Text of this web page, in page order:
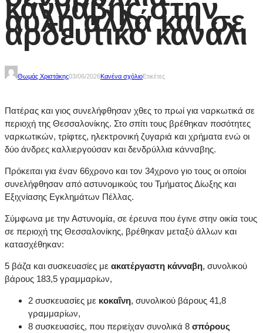
κάνναβης στην
αυλή αλλά και σε
αρδευτικό κανάλι
Θωμάς Χριστάκης03/06/2026Κανένα σχόλιοΕτικέτες
Πατέρας και γιος συνελήφθησαν χθες το πρωί για ναρκωτικά σε
περιοχή της Θεσσαλονίκης. Στο σπίτι τους βρέθηκαν ποσότητες
ναρκωτικών, τρίφτες, ηλεκτρονική ζυγαριά και χρήματα ενώ οι
δύο άνδρες καλλιεργούσαν και δενδρύλλια κάνναβης.
Πρόκειται για έναν 66χρονο και τον 34χρονο γιο τους οι οποίοι
συνελήφθησαν από αστυνομικούς του Τμήματος Δίωξης και
Εξιχνίασης Εγκλημάτων Πέλλας.
Σύμφωνα με την Αστυνομία, σε έρευνα που έγινε στην οικία τους
σε περιοχή της Θεσσαλονίκης, βρέθηκαν μεταξύ άλλων και
κατασχέθηκαν:
5 βάζα και συσκευασίες με ακατέργαστη κάνναβη, συνολικού
βάρους 183,5 γραμμαρίων,
2 συσκευασίες με κοκαΐνη, συνολικού βάρους 41,8
γραμμαρίων,
8 συσκευασίες, που περιείχαν συνολικά 8 σπόρους